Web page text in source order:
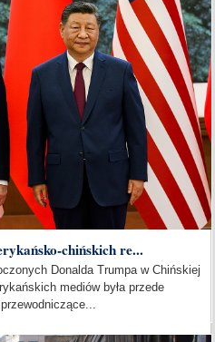
chińskich re...
Donalda Trumpa w Chińskiej
mediów była przede